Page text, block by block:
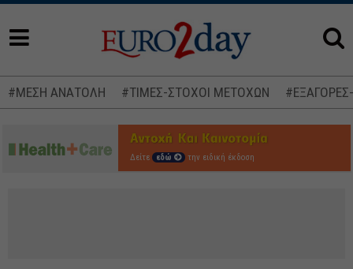
#ΜΕΣΗ ΑΝΑΤΟΛΗ #ΤΙΜΕΣ-ΣΤΟΧΟΙ ΜΕΤΟΧΩΝ
Δείτε εδώ την ειδική έκδοση